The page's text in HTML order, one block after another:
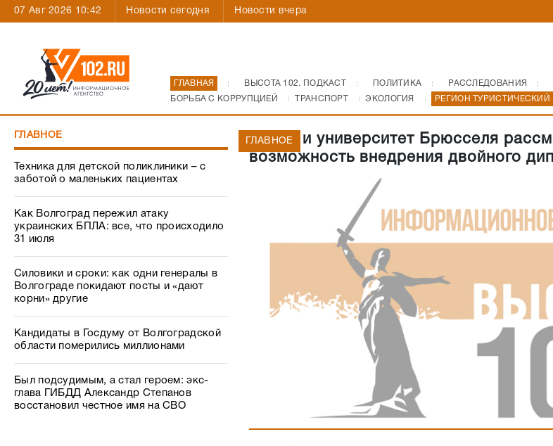
07 Авг 2026 10:42 Новости сегодня Новости вчера
ГЛАВНАЯ ВЫСОТА 102. ПОДКАСТ ПОЛИТИКА РАССЛЕДОВАНИЯ
БОРЬБА С КОРРУПЦИЕЙ
ТРАНСПОРТ ЭКОЛОГИЯ РЕГИОН ТУРИСТИЧЕСКИЙ
ГЛАВНОЕ
Техника для детской поликлиники – с
заботой о маленьких пациентах
Как Волгоград пережил атаку
украинских БПЛА: все, что происходило
31 июля
Силовики и сроки: как одни генералы в
Волгограде покидают посты и «дают
корни» другие
Кандидаты в Госдуму от Волгоградской
области померились миллионами
Был подсудимым, а стал героем: экс-
глава ГИБДД Александр Степанов
восстановил честное имя на СВО
ВолГУ и университет Брюсселя
возможность внедрения двойного
ГЛАВНОЕ